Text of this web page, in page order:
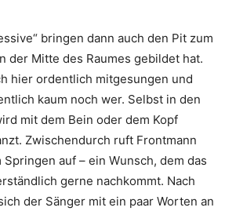
bringen dann auch den Pit zum
der Mitte des Raumes gebildet hat.
hier ordentlich mitgesungen und
kaum noch wer. Selbst in den
mit dem Bein oder dem Kopf
Zwischendurch ruft Frontmann
Springen auf – ein Wunsch, dem das
gerne nachkommt. Nach
der Sänger mit ein paar Worten an